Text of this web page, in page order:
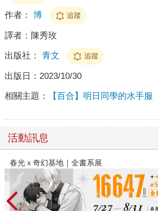
作者： 博 追蹤
譯者： 陳秀玫
出版社： 青文 追蹤
出版日： 2023/10/30
相關主題： 【百合】明日同學的水手服
活動訊息
閱讀漫遊錄-2026上半年暢銷榜